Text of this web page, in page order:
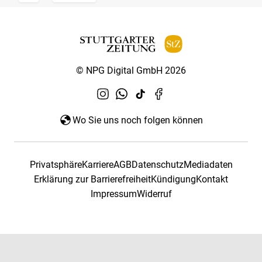
© NPG Digital GmbH 2026
Wo Sie uns noch folgen können
PrivatsphäreKarriereAGBDatenschutzMediadaten
Erklärung zur BarrierefreiheitKündigungKontakt
ImpressumWiderruf